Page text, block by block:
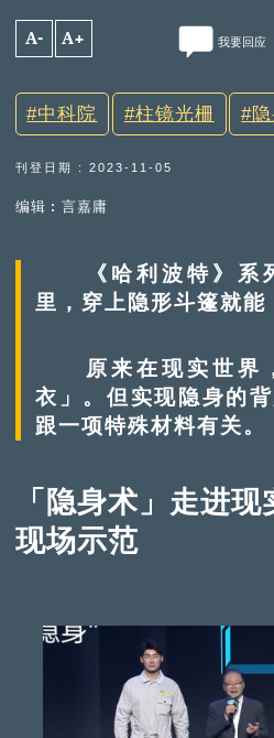
A- A+ 我要回应
中科院 柱镜光柵
刊登日期 : 2023-11-05
编辑︰言嘉庸
《哈利波特》系
里，穿上隐形斗篷就能
原来在现实世界
衣」。但实现隐身的
跟一项特殊材料有关。
「隐身术」走进
现场示范